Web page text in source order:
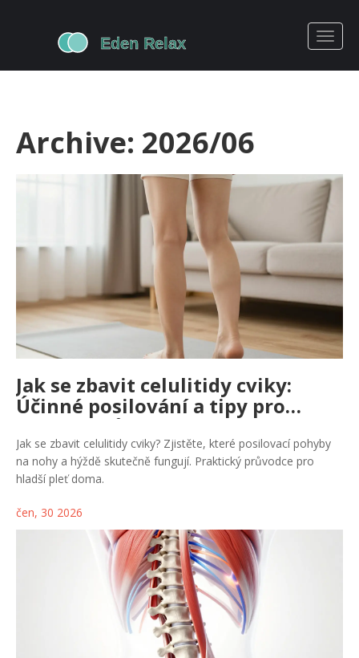
Archive: 2026/06
Jak se zbavit celulitidy cviky:
Účinné posilování a tipy pro
hladkou kůži
Jak se zbavit celulitidy cviky? Zjistěte, které posilovací pohyby
na nohy a hýždě skutečně fungují. Praktický průvodce pro
hladší pleť doma.
čen, 30 2026